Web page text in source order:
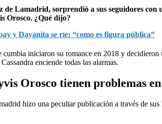
Lamadrid, sorprendió a sus seguidores con
Orosco. ¿Qué dijo?
y Dayanita se ríe: “como es figura pública”
iniciaron su romance en 2018 y
enciende todas las alarmas.
Orosco tienen problemas
hizo una peculiar publicación a través de